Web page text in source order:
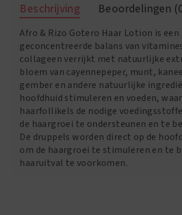
Natural
Grow
oz
aantal
Beschrijving Beoordelingen
Afro & Rizo Gotero Haar Lotion is een
geconcentreerde balans van
collageen verrijkt met natuurlijke
bloem van cayennepeper, munt,
gember en andere natuurlijke
hoofdhuid stimuleren en voeden,
haarfollikels de nodige
de haargroei te ondersteunen en te
De druppels worden direct op de
om de haargroei te stimuleren en te
haaruitval te voorkomen.